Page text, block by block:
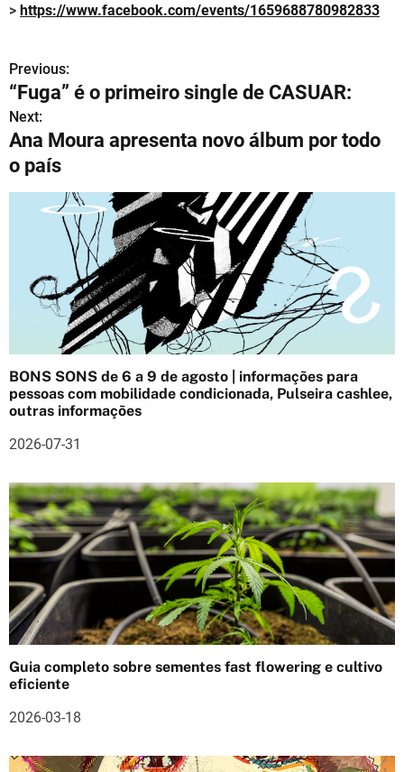
> https://www.facebook.com/events/1659688780982833
N
a
v
e
o
d
e
a
r
t
i
g
o
s
Previous:
“Fuga” é o primeiro single de CASUAR:
Next:
Ana Moura apresenta novo álbum por todo
o país
BONS SONS de 6 a 9 de agosto | informações para
pessoas com mobilidade condicionada, Pulseira cashlee,
outras informações
2026-07-31
Guia completo sobre sementes fast flowering e cultivo
eficiente
2026-03-18